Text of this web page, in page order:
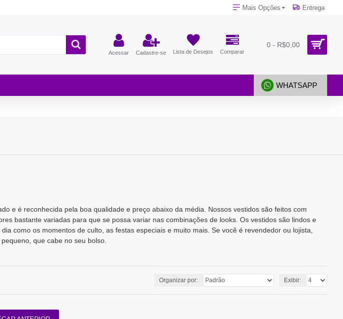
Mais Opções Entrega
Acessar Cadastre-se Lista de Desejos Comparar
0 - R$0,00
WHATSAPP
e é reconhecida pela boa qualidade e preço abaixo da média. Nossos vestidos são feitos com
bastante variadas para que se possa variar nas combinações de looks. Os vestidos são lindos e
como os momentos de culto, as festas especiais e muito mais. Se você é revendedor ou lojista,
que cabe no seu bolso.
Organizar por: Exibir: